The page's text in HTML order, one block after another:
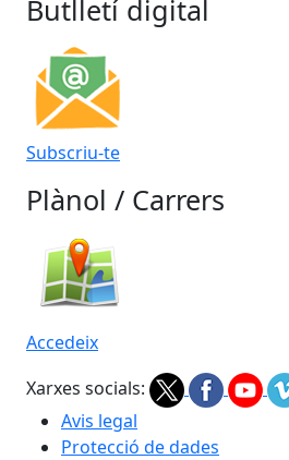
Butlletí digital
Subscriu-te
Plànol / Carrers
Accedeix
Xarxes socials:
Avis legal
Protecció de dades